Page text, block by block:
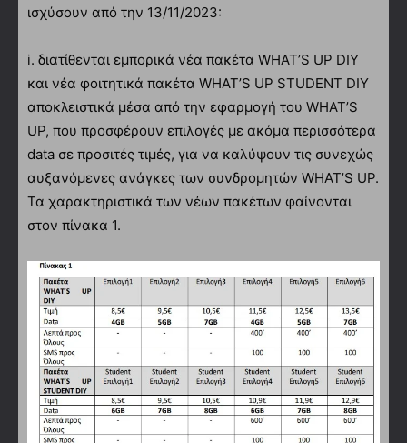
ισχύσουν από την 13/11/2023:
i. διατίθενται εμπορικά νέα πακέτα WHAT’S UP DIY
και νέα φοιτητικά πακέτα WHAT’S UP STUDENT DIY
αποκλειστικά μέσα από την εφαρμογή του WHAT’S
UP, που προσφέρουν επιλογές με ακόμα περισσότερα
data σε προσιτές τιμές, για να καλύψουν τις συνεχώς
αυξανόμενες ανάγκες των συνδρομητών WHAT’S UP.
Τα χαρακτηριστικά των νέων πακέτων φαίνονται
στον πίνακα 1.